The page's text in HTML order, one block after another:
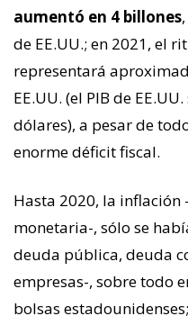
aumentó en 4 billones
de EE.UU.; en 2021, el
representará
EE.UU. (el PIB de
dólares), a pesar de
enorme déficit fiscal.
Hasta 2020, la inflación
monetaria-, sólo se
deuda pública, deuda
empresas-, sobre todo
bolsas